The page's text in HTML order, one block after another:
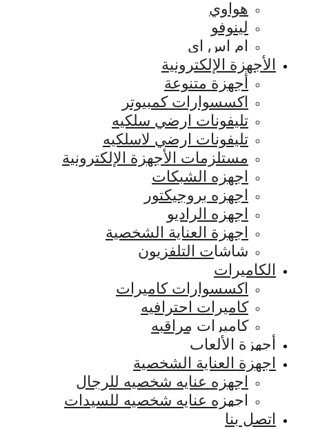
هواوي
لينوفو
ام اس اي
الأجهزة الإلكترونية
أجهزة متنوعة
اكسسوارات كمبيوتر
تليفونات ارضي سلكيه
تليفونات ارضي لاسلكيه
مستلزمات الأجهزة الإلكترونية
اجهزه الشبكات
اجهزه بروجيكتور
اجهزه الراديو
اجهزة العناية الشخصية
شاشات التلفزيون
الكاميرات
اكسسوارات كاميرات
كاميرات احترافيه
كاميرات مراقبه
أجهزة الألعاب
اجهزة العناية الشخصية
اجهزه عنايه شخصيه للرجال
اجهزه عنايه شخصيه للسيدات
اتصل بنا